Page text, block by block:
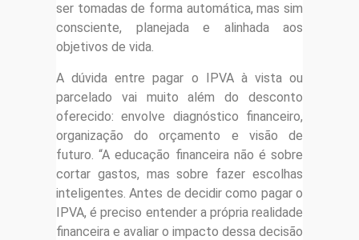
ser tomadas de forma automática, mas sim
consciente, planejada e alinhada aos
objetivos de vida.
A dúvida entre pagar o IPVA à vista ou
parcelado vai muito além do desconto
oferecido: envolve diagnóstico financeiro,
organização do orçamento e visão de
futuro. “A educação financeira não é sobre
cortar gastos, mas sobre fazer escolhas
inteligentes. Antes de decidir como pagar o
IPVA, é preciso entender a própria realidade
financeira e avaliar o impacto dessa decisão